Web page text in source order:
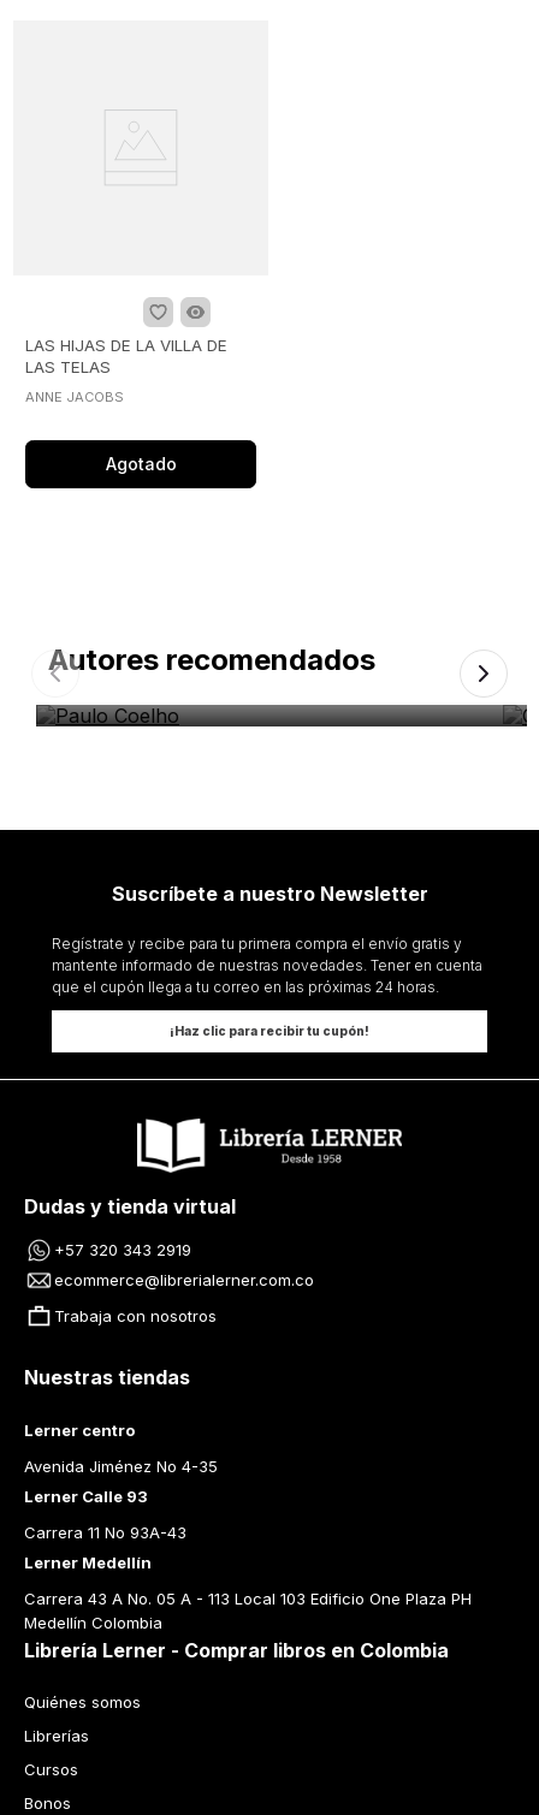
LAS HIJAS DE LA VILLA DE
LAS TELAS
ANNE JACOBS
Agotado
Autores recomendados
Suscríbete a nuestro Newsletter
Regístrate y recibe para tu primera compra el envío gratis y
mantente informado de nuestras novedades. Tener en cuenta
que el cupón llega a tu correo en las próximas 24 horas.
¡Haz clic para recibir tu cupón!
Dudas y tienda virtual
+57 320 343 2919
ecommerce@librerialerner.com.co
Trabaja con nosotros
Nuestras tiendas
Lerner centro
Avenida Jiménez No 4-35
Lerner Calle 93
Carrera 11 No 93A-43
Lerner Medellín
Carrera 43 A No. 05 A - 113 Local 103 Edificio One Plaza PH
Medellín Colombia
Librería Lerner - Comprar libros en Colombia
Quiénes somos
Librerías
Cursos
Bonos